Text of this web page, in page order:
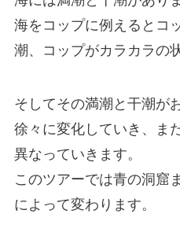
海をコップに例えるとコ
潮、コップがカラカラの
そしてその満潮と干潮が
徐々に変化していき、ま
異なっていきます。
このツアーでは青の洞窟
によって変わります。